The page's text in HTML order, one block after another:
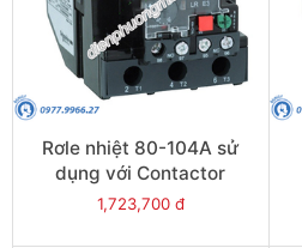
Rơle nhiệt 80-104A sử
dụng với Contactor
LC1E95 - Model LRE365
1,723,700 đ